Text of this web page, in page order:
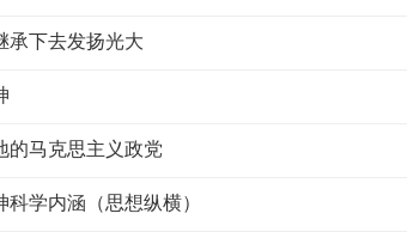
承下去发扬光大
的马克思主义政党
学内涵（思想纵横）